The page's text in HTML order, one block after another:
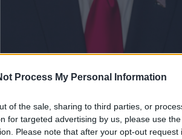
Process My Personal Information
of the sale, sharing to third parties, or
for targeted advertising by us, please use
Please note that after your opt-out request
zuhan a gazdaság és
bevándorlás